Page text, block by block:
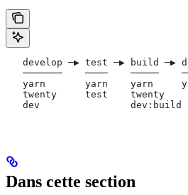
develop ─▶ test ─▶ build ─▶
───────    ────    ─────
yarn       yarn    yarn
   twenty     test    twenty
dev                dev:build
Dans cette section